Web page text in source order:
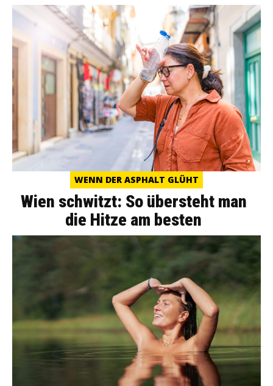
WENN DER ASPHALT GLÜHT
Wien schwitzt: So übersteht man
die Hitze am besten